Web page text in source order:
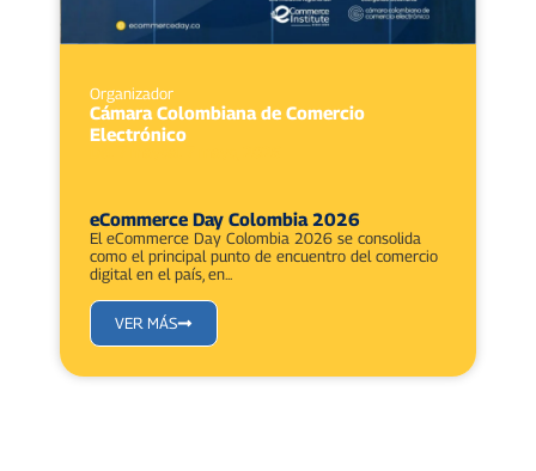
Organizador
Cámara Colombiana de Comercio
Electrónico
eCommerce Day Colombia 2026
El eCommerce Day Colombia 2026 se consolida
como el principal punto de encuentro del comercio
digital en el país, en...
VER MÁS